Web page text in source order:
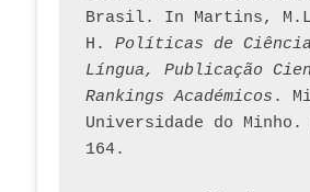
Brasil. In Martins,
H. Políticas de
Língua, Publicação
Rankings Académicos .
Universidade do
164.